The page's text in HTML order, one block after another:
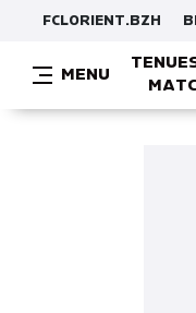
FCLORIENT.BZH
MENU